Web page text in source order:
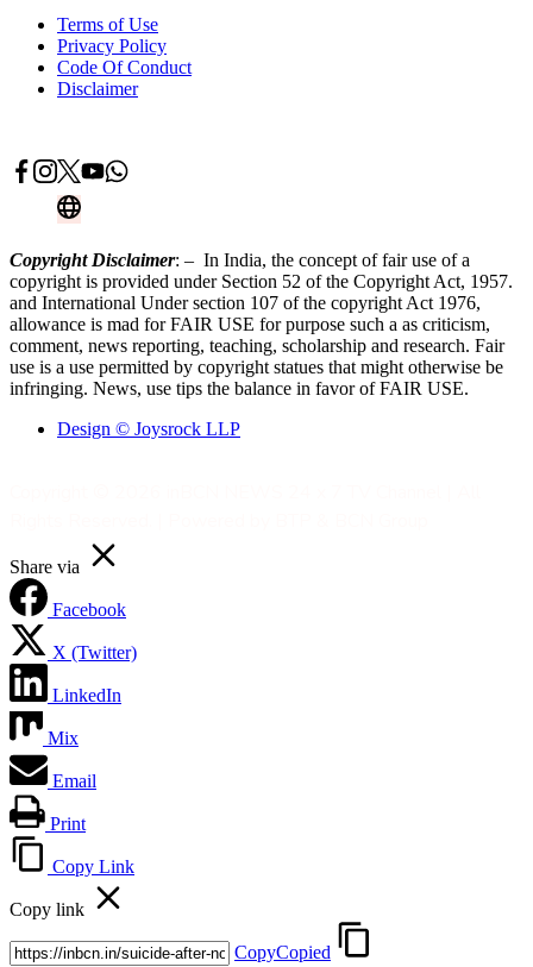
Terms of Use
Privacy Policy
Code Of Conduct
Disclaimer
Copyright Disclaimer: – In India, the concept of fair use of a
copyright is provided under Section 52 of the Copyright Act, 1957.
and International Under section 107 of the copyright Act 1976,
allowance is mad for FAIR USE for purpose such a as criticism,
comment, news reporting, teaching, scholarship and research. Fair
use is a use permitted by copyright statues that might otherwise be
infringing. News, use tips the balance in favor of FAIR USE.
Design © Joysrock LLP
Share via
Facebook
X (Twitter)
LinkedIn
Mix
Email
Print
Copy Link
Copy link
CopyCopied